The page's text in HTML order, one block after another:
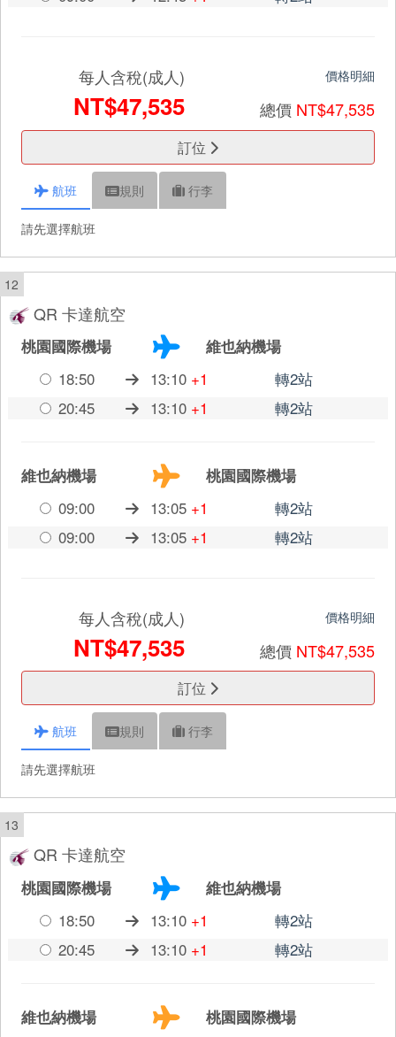
每人含稅(成人)
NT$47,535
價格明細
總價 NT$47,535
訂位
航班 規則 行李
請先選擇航班
12
QR 卡達航空
桃園國際機場
維也納機場
18:50
13:10 +1
轉2站
20:45
13:10 +1 轉2站
維也納機場
桃園國際機場
09:00
13:05 +1
轉2站
09:00
13:05 +1 轉2站
每人含稅(成人)
NT$47,535
價格明細
總價 NT$47,535
訂位
航班 規則 行李
請先選擇航班
13
QR 卡達航空
桃園國際機場
維也納機場
18:50
13:10 +1
轉2站
20:45
13:10 +1 轉2站
維也納機場
桃園國際機場